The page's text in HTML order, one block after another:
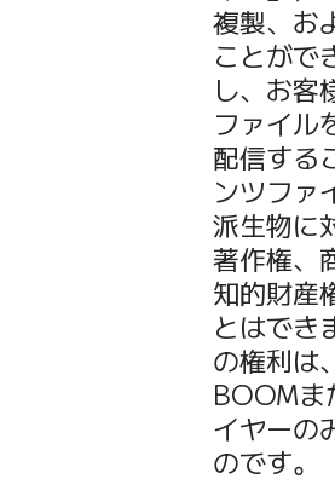
複製、お
ことがで
し、お客
ファイル
配信する
ンツファ
派生物に
著作権、
知的財産
とはでき
の権利は
BOOMま
イヤーの
のです。